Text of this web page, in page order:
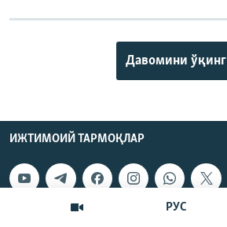
РУС
Давомини ўқинг
ИЖТИМОИЙ ТАРМОҚЛАР